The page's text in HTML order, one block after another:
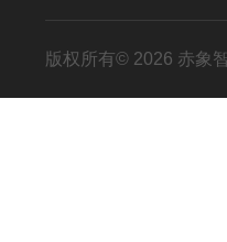
版权所有© 2026 赤象